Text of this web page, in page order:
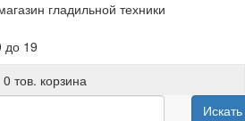
гладильной техники
до 19
0 тов. корзина
Искать